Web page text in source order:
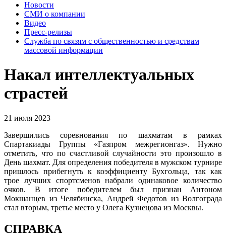
Новости
СМИ о компании
Видео
Пресс-релизы
Служба по связям с общественностью и средствам
массовой информации
Накал интеллектуальных
страстей
21 июля 2023
Завершились соревнования по шахматам в рамках
Спартакиады Группы «Газпром межрегионгаз». Нужно
отметить, что по счастливой случайности это произошло в
День шахмат. Для определения победителя в мужском турнире
пришлось прибегнуть к коэффициенту Бухгольца, так как
трое лучших спортсменов набрали одинаковое количество
очков. В итоге победителем был признан Антоном
Мокшанцев из Челябинска, Андрей Федотов из Волгограда
стал вторым, третье место у Олега Кузнецова из Москвы.
СПРАВКА